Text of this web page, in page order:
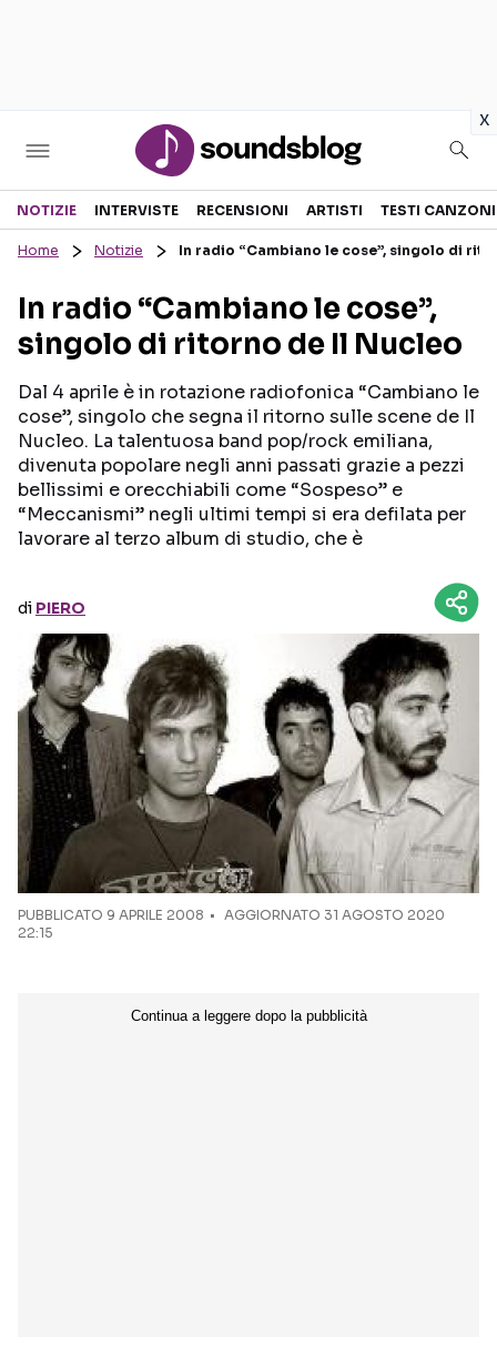
x
Sezioni
RECENSIONI MUSICALI
INTERVISTE
GOSSIP E CURIOSITÀ
TESTI CANZONI
TOUR ED EVENTI
TALENT SHOW
Seguici sui social
NOTIZIE INTERVISTE RECENSIONI ARTISTI TESTI CANZONI
Home Notizie In radio “Cambiano le cose”, singolo di
In radio “Cambiano le cose”,
singolo di ritorno de Il Nucleo
Dal 4 aprile è in rotazione radiofonica “Cambiano le
cose”, singolo che segna il ritorno sulle scene de Il
Nucleo. La talentuosa band pop/rock emiliana,
divenuta popolare negli anni passati grazie a pezzi
bellissimi e orecchiabili come “Sospeso” e
“Meccanismi” negli ultimi tempi si era defilata per
lavorare al terzo album di studio, che è
di PIERO
PUBBLICATO 9 APRILE 2008
AGGIORNATO 31 AGOSTO 2020
22:15